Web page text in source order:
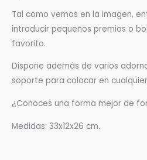
Tal como vemos en la imagen,
introducir pequeños premios o
favorito.
Dispone además de varios
soporte para colocar en
¿Conoces una forma mejor de
Medidas: 33x12x26 cm.